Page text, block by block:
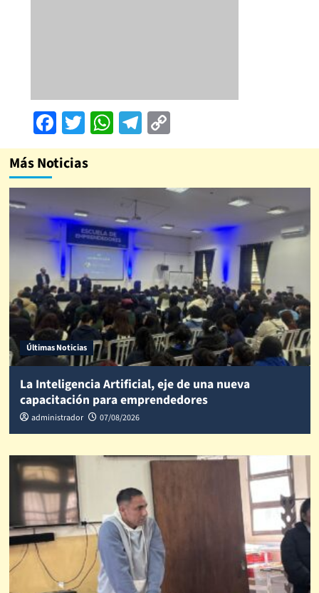
Facebook
Twitter
WhatsApp
Telegram
Copy
Link
Más Noticias
Últimas Noticias
La Inteligencia Artificial, eje de una nueva
capacitación para emprendedores
administrador 07/08/2026